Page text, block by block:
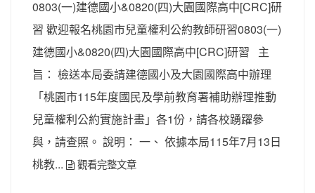
0803(一)建德國小&0820(四)大園國際高中[CRC]研
習 歡迎報名桃園市兒童權利公約教師研習0803(一)
建德國小&0820(四)大園國際高中[CRC]研習 主
旨： 檢送本局委請建德國小及大園國際高中辦理
「桃園市115年度國民及學前教育署補助辦理推動
兒童權利公約實施計畫」各1份，請各校踴躍參
與，請查照。 說明： 一、 依據本局115年7月13日
桃教...
觀看完整文章